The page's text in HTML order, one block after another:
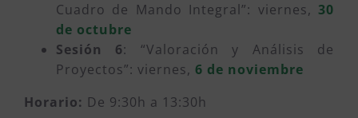
Cuadro de Mando Integral”: viernes, 30
de octubre
Sesión 6: “Valoración y Análisis de
Proyectos”: viernes, 6 de noviembre
Horario: De 9:30h a 13:30h